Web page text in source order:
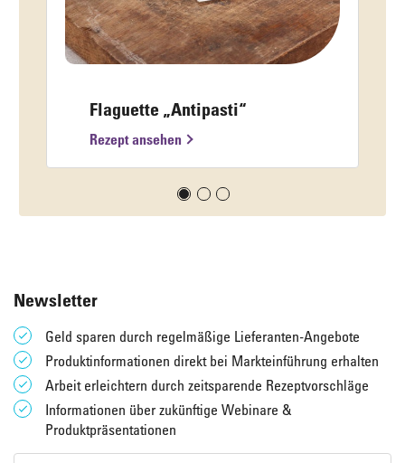
Flaguette „Antipasti“
Rezept ansehen
Newsletter
Geld sparen durch regelmäßige Lieferanten-Angebote
Produktinformationen direkt bei Markteinführung erhalten
Arbeit erleichtern durch zeitsparende Rezeptvorschläge
Informationen über zukünftige Webinare &
Produktpräsentationen